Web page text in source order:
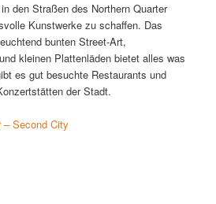
den Straßen des Northern Quarter
Kunstwerke zu schaffen. Das
bunten Street-Art,
kleinen Plattenläden bietet alles was
es gut besuchte Restaurants und
der Stadt.
– Second City